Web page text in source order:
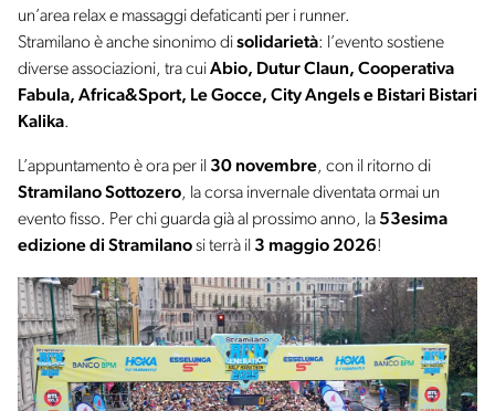
un’area relax e massaggi defaticanti per i runner.
Stramilano è anche sinonimo disolidarietà: l’evento sostiene
diverse associazioni, tra cuiAbio, Dutur Claun, Cooperativa
Fabula, Africa&Sport, Le Gocce, City Angels e Bistari Bistari
Kalika.
L’appuntamento è ora per il 30 novembre, con il ritorno di
Stramilano Sottozero, la corsa invernale diventata ormai un
evento fisso. Per chi guarda già al prossimo anno, la 53esima
edizione di Stramilanosi terrà il 3 maggio 2026!